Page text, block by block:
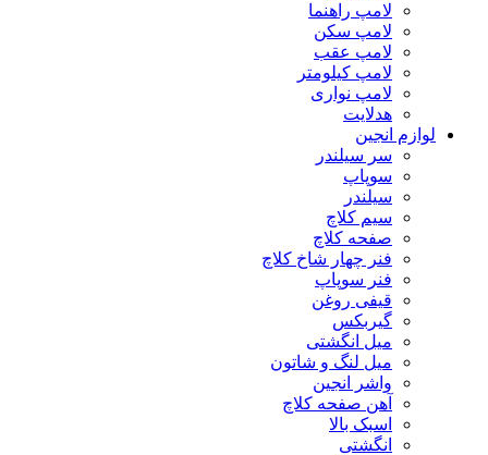
لامپ راهنما
لامپ سکن
لامپ عقب
لامپ کیلومتر
لامپ نواری
هدلایت
لوازم انجین
سر سیلندر
سوپاپ
سیلندر
سیم کلاچ
صفحه کلاچ
فنر چهار شاخ کلاچ
فنر سوپاپ
قیفی روغن
گیربکس
میل انگشتی
میل لنگ و شاتون
واشر انجین
آهن صفحه کلاچ
اسبک بالا
انگشتی